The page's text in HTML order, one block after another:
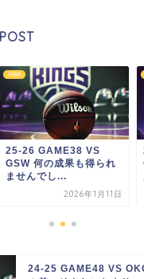
NBA
25-26 GAME38 VS
GSW 何の成果も得られ
ませんでし...
2026年1月11日
24-25 GAME48 VS